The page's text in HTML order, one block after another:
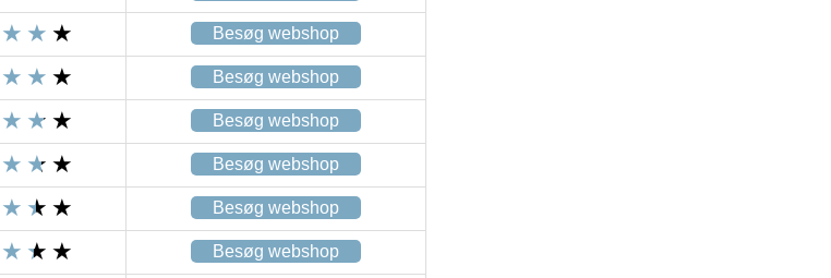
Besøg webshop
Besøg webshop
Besøg webshop
Besøg webshop
Besøg webshop
Besøg webshop